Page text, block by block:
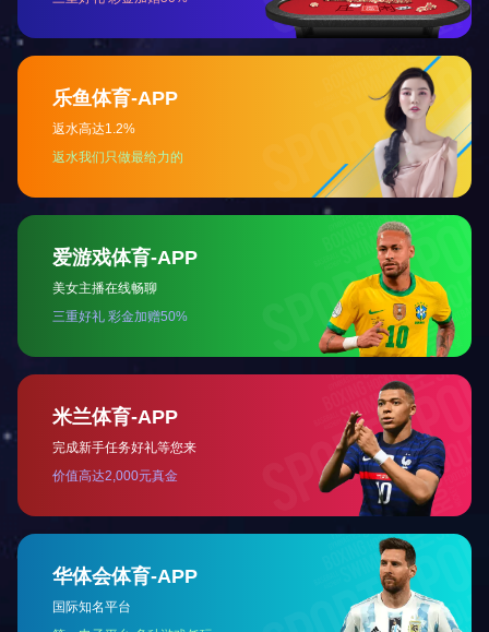
重庆瑜欣平瑞拥有工程、制造和销售能力。
成为卓越的智能控制系统解决方案供应商
快速导航
关于我们
发展历史
项目案例
解决方案
联系我们
热门产品
通机动力类